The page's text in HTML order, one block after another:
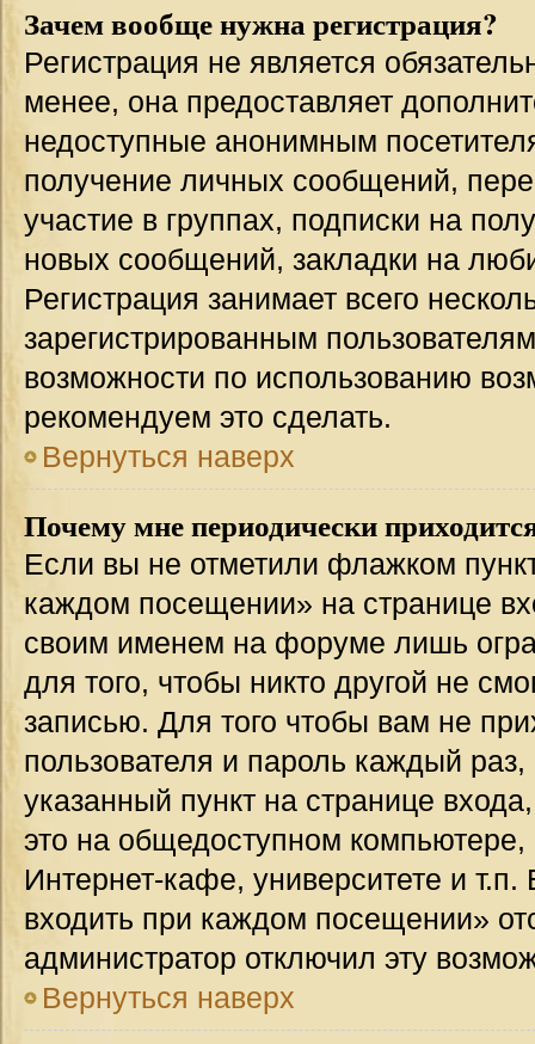
Зачем вообще нужна регистрация?
Регистрация не является
менее, она предоставляет
недоступные анонимным
получение личных сообщений,
участие в группах, подписки на
новых сообщений, закладки на
Регистрация занимает всего
зарегистрированным
возможности по использованию
рекомендуем это сделать.
Вернуться наверх
Почему мне периодически
Если вы не отметили флажком
каждом посещении» на странице
своим именем на форуме лишь
для того, чтобы никто другой не
записью. Для того чтобы вам не
пользователя и пароль каждый
указанный пункт на странице
это на общедоступном
Интернет-кафе, университете и т.п.
входить при каждом посещении»
администратор отключил эту
Вернуться наверх